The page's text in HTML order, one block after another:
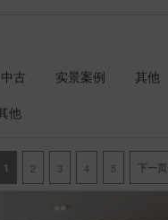
中古 实景案例
其他
他
1 2 3 4 5 下一页